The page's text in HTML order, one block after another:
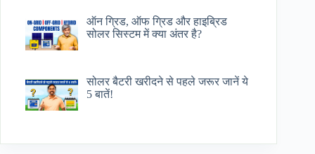
ऑन ग्रिड, ऑफ ग्रिड और हाइब्रिड
सोलर सिस्टम में क्या अंतर है?
सोलर बैटरी खरीदने से पहले जरूर जानें ये
5 बातें!